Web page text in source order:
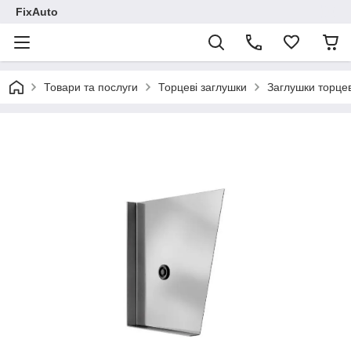
FixAuto
Товари та послуги Торцеві заглушки Заглушки